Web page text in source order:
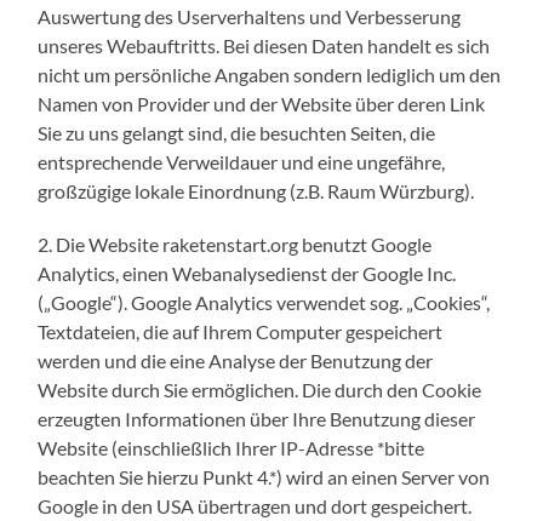
Auswertung des Userverhaltens und Verbesserung
unseres Webauftritts. Bei diesen Daten handelt es sich
nicht um persönliche Angaben sondern lediglich um den
Namen von Provider und der Website über deren Link
Sie zu uns gelangt sind, die besuchten Seiten, die
entsprechende Verweildauer und eine ungefähre,
großzügige lokale Einordnung (z.B. Raum Würzburg).
2. Die Website raketenstart.org benutzt Google
Analytics, einen Webanalysedienst der Google Inc.
(„Google“). Google Analytics verwendet sog. „Cookies“,
Textdateien, die auf Ihrem Computer gespeichert
werden und die eine Analyse der Benutzung der
Website durch Sie ermöglichen. Die durch den Cookie
erzeugten Informationen über Ihre Benutzung dieser
Website (einschließlich Ihrer IP-Adresse *bitte
beachten Sie hierzu Punkt 4.*) wird an einen Server von
Google in den USA übertragen und dort gespeichert.